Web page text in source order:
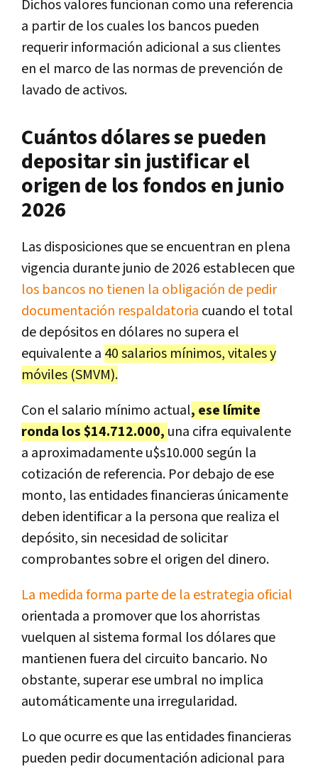
Dichos valores funcionan como una referencia
a partir de los cuales los bancos pueden
requerir información adicional a sus clientes
en el marco de las normas de prevención de
lavado de activos.
Cuántos dólares se pueden
depositar sin justificar el
origen de los fondos en junio
2026
Las disposiciones que se encuentran en plena
vigencia durante junio de 2026 establecen que
los bancos no tienen la obligación de pedir
documentación respaldatoria cuando el total
de depósitos en dólares no supera el
equivalente a 40 salarios mínimos, vitales y
móviles (SMVM).
Con el salario mínimo actual, ese límite
ronda los $14.712.000, una cifra equivalente
a aproximadamente u$s10.000 según la
cotización de referencia. Por debajo de ese
monto, las entidades financieras únicamente
deben identificar a la persona que realiza el
depósito, sin necesidad de solicitar
comprobantes sobre el origen del dinero.
La medida forma parte de la estrategia oficial
orientada a promover que los ahorristas
vuelquen al sistema formal los dólares que
mantienen fuera del circuito bancario. No
obstante, superar ese umbral no implica
automáticamente una irregularidad.
Lo que ocurre es que las entidades financieras
pueden pedir documentación adicional para